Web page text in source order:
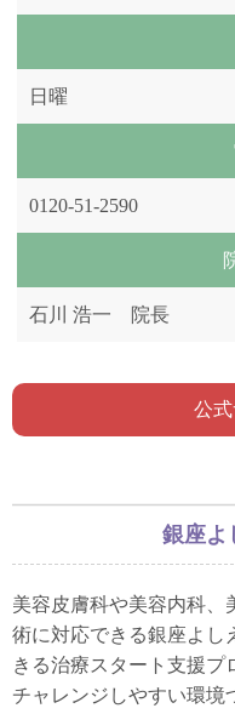
日曜
0120-51-2590
石川 浩一 院長
公
銀座よ
美容皮膚科や美容内科、
術に対応できる銀座よし
きる治療スタート支援プ
チャレンジしやすい環境